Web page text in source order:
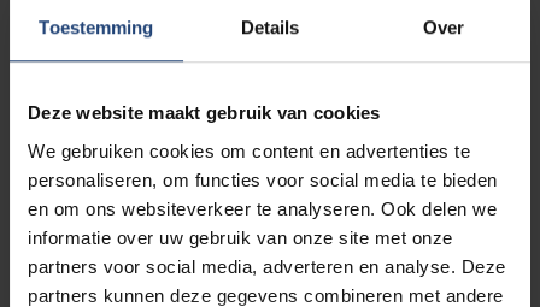
Toestemming Details Over
Deze website maakt gebruik van cookies
We gebruiken cookies om content en advertenties te
personaliseren, om functies voor social media te bieden
en om ons websiteverkeer te analyseren. Ook delen we
informatie over uw gebruik van onze site met onze
partners voor social media, adverteren en analyse. Deze
partners kunnen deze gegevens combineren met andere
Naast patiënten die lid zijn van ons
patiëntenpanel en zorgverleners zijn ook
andere mensen die zelf te maken hebben
(gehad) met longkanker of in hun
omgeving vrijwilliger bij ons: